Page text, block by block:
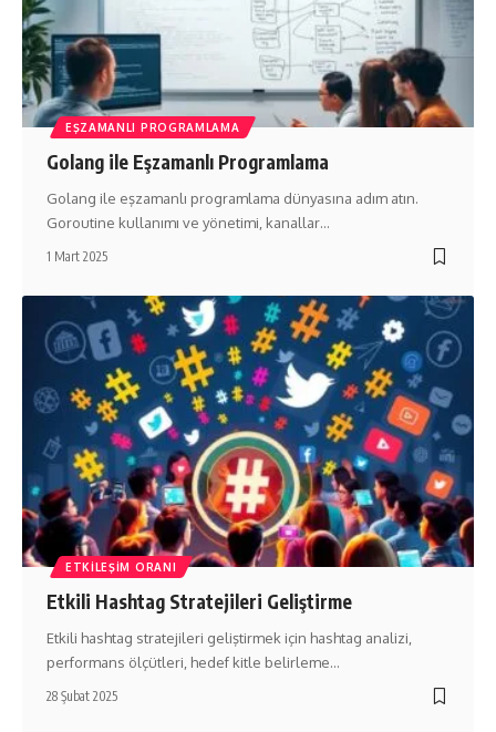
EŞZAMANLI PROGRAMLAMA
Golang ile Eşzamanlı Programlama
Golang ile eşzamanlı programlama dünyasına adım atın.
Goroutine kullanımı ve yönetimi, kanallar…
1 Mart 2025
ETKILEŞIM ORANI
Etkili Hashtag Stratejileri Geliştirme
Etkili hashtag stratejileri geliştirmek için hashtag analizi,
performans ölçütleri, hedef kitle belirleme…
28 Şubat 2025